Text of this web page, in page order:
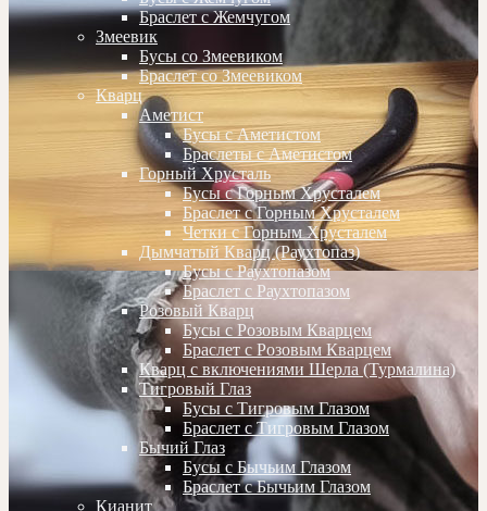
Браслет с Жемчугом
Змеевик
Бусы со Змеевиком
Браслет со Змеевиком
Кварц
Аметист
Бусы с Аметистом
Браслеты с Аметистом
Горный Хрусталь
Бусы с Горным Хрусталем
Браслет с Горным Хрусталем
Четки с Горным Хрусталем
Дымчатый Кварц (Раухтопаз)
Бусы с Раухтопазом
Браслет с Раухтопазом
Розовый Кварц
Бусы с Розовым Кварцем
Браслет с Розовым Кварцем
Кварц с включениями Шерла (Турмалина)
Тигровый Глаз
Бусы с Тигровым Глазом
Браслет с Тигровым Глазом
Бычий Глаз
Бусы с Бычьим Глазом
Браслет с Бычьим Глазом
Кианит